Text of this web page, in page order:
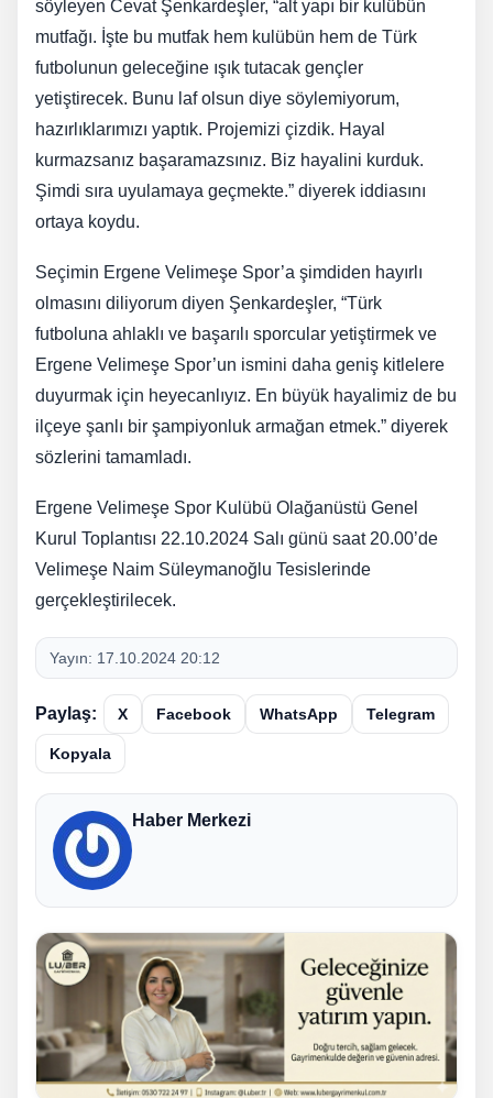
söyleyen Cevat Şenkardeşler, “alt yapı bir kulübün
mutfağı. İşte bu mutfak hem kulübün hem de Türk
futbolunun geleceğine ışık tutacak gençler
yetiştirecek. Bunu laf olsun diye söylemiyorum,
hazırlıklarımızı yaptık. Projemizi çizdik. Hayal
kurmazsanız başaramazsınız. Biz hayalini kurduk.
Şimdi sıra uyulamaya geçmekte.” diyerek iddiasını
ortaya koydu.
Seçimin Ergene Velimeşe Spor’a şimdiden hayırlı
olmasını diliyorum diyen Şenkardeşler, “Türk
futboluna ahlaklı ve başarılı sporcular yetiştirmek ve
Ergene Velimeşe Spor’un ismini daha geniş kitlelere
duyurmak için heyecanlıyız. En büyük hayalimiz de bu
ilçeye şanlı bir şampiyonluk armağan etmek.” diyerek
sözlerini tamamladı.
Ergene Velimeşe Spor Kulübü Olağanüstü Genel
Kurul Toplantısı 22.10.2024 Salı günü saat 20.00’de
Velimeşe Naim Süleymanoğlu Tesislerinde
gerçekleştirilecek.
Yayın: 17.10.2024 20:12
Paylaş: X Facebook WhatsApp Telegram
Kopyala
Haber Merkezi